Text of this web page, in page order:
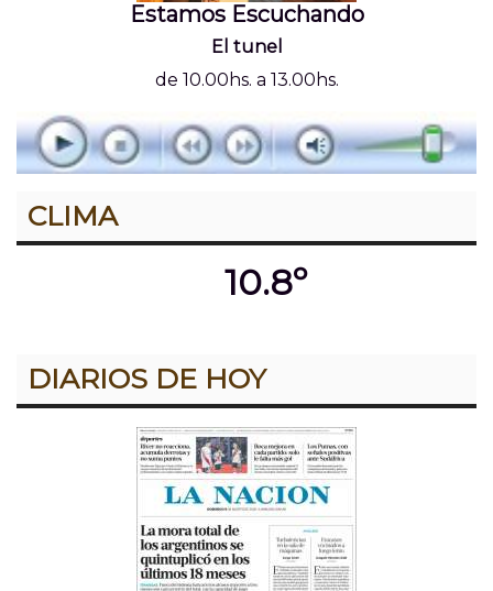
Estamos Escuchando
El tunel
de 10.00hs. a 13.00hs.
CLIMA
10.8º
DIARIOS DE HOY